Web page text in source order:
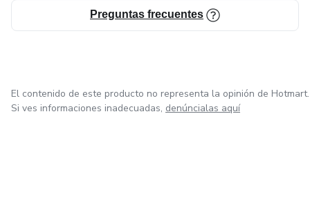
Preguntas frecuentes
El contenido de este producto no representa la opinión de Hotmart.
Si ves informaciones inadecuadas, denúncialas aquí